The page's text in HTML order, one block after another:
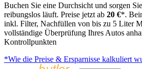
Buchen Sie eine Durchsicht und sorgen
reibungslos läuft. Preise jetzt ab 20 €*.
inkl. Filter, Nachfüllen von bis zu 5 Liter
vollständige Überprüfung Ihres Autos
Kontrollpunkten
*Wie die Preise & Ersparnisse kalkuliert